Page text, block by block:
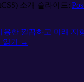
소개 슬라이드:
용한 깔끔하고 미래 지
읽기 →